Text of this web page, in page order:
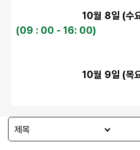
10월 8일 (수요일 -
(09 : 00 - 16: 00)​
10월 9일 (목요일